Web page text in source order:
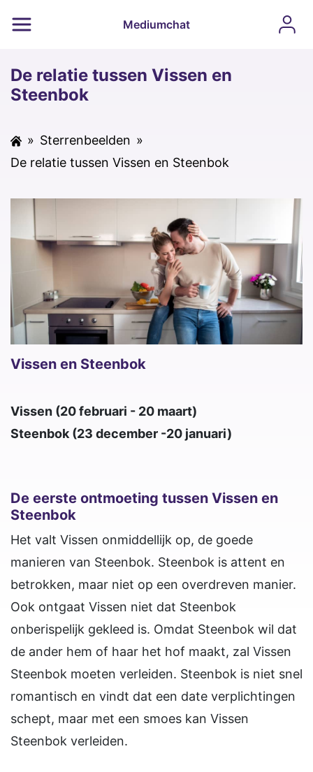
Mediumchat
De relatie tussen Vissen en
Steenbok
» Sterrenbeelden »
De relatie tussen Vissen en Steenbok
Vissen en Steenbok
Vissen (20 februari - 20 maart)
Steenbok (23 december -20 januari)
De eerste ontmoeting tussen Vissen en
Steenbok
Het valt Vissen onmiddellijk op, de goede
manieren van Steenbok. Steenbok is attent en
betrokken, maar niet op een overdreven manier.
Ook ontgaat Vissen niet dat Steenbok
onberispelijk gekleed is. Omdat Steenbok wil dat
de ander hem of haar het hof maakt, zal Vissen
Steenbok moeten verleiden. Steenbok is niet snel
romantisch en vindt dat een date verplichtingen
schept, maar met een smoes kan Vissen
Steenbok verleiden.